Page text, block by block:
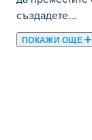
създадете...
ПОКАЖИ ОЩЕ
За да
да
създадете